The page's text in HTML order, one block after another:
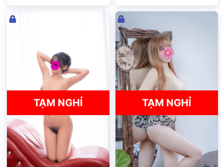
Đ
TẠM NGHỈ
Đ
ã
k
h
ó
a
TẠM NGHỈ